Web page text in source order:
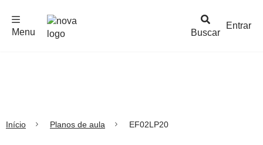
Buscar
Menu
Entrar
Início Planos de aula EF02LP20